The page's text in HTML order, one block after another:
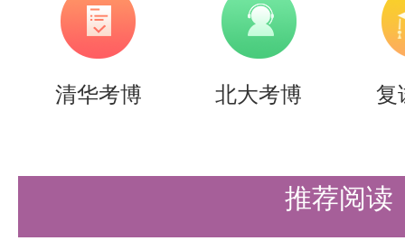
名截止，没有退路了，才买了清
详细的解析），然后每一道课后
清华考博 北大考博 复
推荐阅读